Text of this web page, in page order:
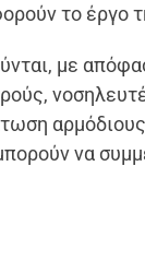
το έργο
με
να